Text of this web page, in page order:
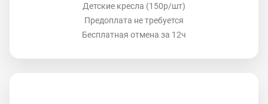
Детские кресла (150р/шт)
Предоплата не требуется
Бесплатная отмена за 12ч